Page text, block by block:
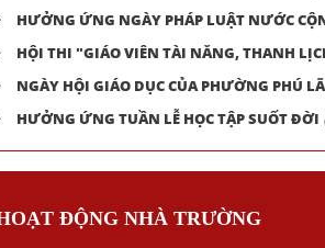
HƯỞNG ỨNG NGÀY PHÁP LUẬT NƯỚC
HỘI THI "GIÁO VIÊN TÀI NĂNG, THANH
NGÀY HỘI GIÁO DỤC CỦA PHƯỜNG PHÚ
HƯỞNG ỨNG TUẦN LỄ HỌC TẬP SUỐT ĐỜI
ĐỘNG NHÀ TRƯỜNG